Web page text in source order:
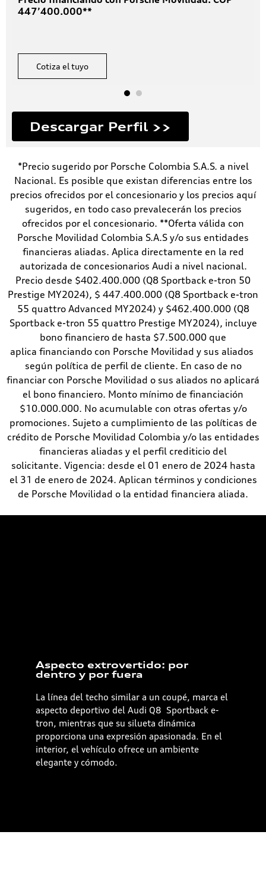
447’400.000**
Cotiza el tuyo
Descargar Perfil >>
*Precio sugerido por Porsche Colombia S.A.S. a nivel
Nacional. Es posible que existan diferencias entre los
precios ofrecidos por el concesionario y los precios aquí
sugeridos, en todo caso prevalecerán los precios
ofrecidos por el concesionario. **Oferta válida con
Porsche Movilidad Colombia S.A.S y/o sus entidades
financieras aliadas. Aplica directamente en la red
autorizada de concesionarios Audi a nivel nacional.
Precio desde $402.400.000 (Q8 Sportback e-tron 50
Prestige MY2024), $ 447.400.000 (Q8 Sportback e-tron
55 quattro Advanced MY2024) y $462.400.000 (Q8
Sportback e-tron 55 quattro Prestige MY2024), incluye
bono financiero de hasta $7.500.000 que
aplica financiando con Porsche Movilidad y sus aliados
según política de perfil de cliente. En caso de no
financiar con Porsche Movilidad o sus aliados no aplicará
el bono financiero. Monto mínimo de financiación
$10.000.000. No acumulable con otras ofertas y/o
promociones. Sujeto a cumplimiento de las políticas de
crédito de Porsche Movilidad Colombia y/o las entidades
financieras aliadas y el perfil crediticio del
solicitante. Vigencia: desde el 01 enero de 2024 hasta
el 31 de enero de 2024. Aplican términos y condiciones
de Porsche Movilidad o la entidad financiera aliada.
Aspecto extrovertido: por
dentro y por fuera
La línea del techo similar a un coupé, marca el
aspecto deportivo del Audi Q8 Sportback e-
tron, mientras que su silueta dinámica
proporciona una expresión apasionada. En el
interior, el vehículo ofrece un ambiente
elegante y cómodo.